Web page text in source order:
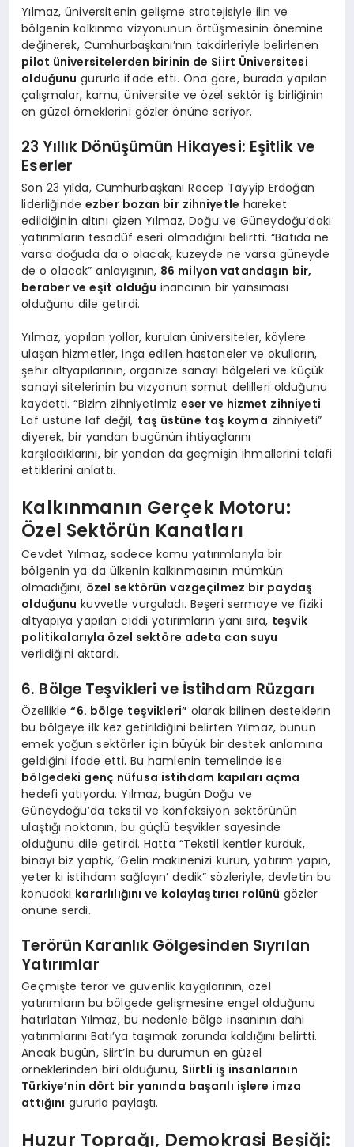
Yılmaz, üniversitenin gelişme stratejisiyle ilin ve
bölgenin kalkınma vizyonunun örtüşmesinin önemine
değinerek, Cumhurbaşkanı’nın takdirleriyle belirlenen
pilot üniversitelerden birinin de Siirt Üniversitesi
olduğunu gururla ifade etti. Ona göre, burada yapılan
çalışmalar, kamu, üniversite ve özel sektör iş birliğinin
en güzel örneklerini gözler önüne seriyor.
23 Yıllık Dönüşümün Hikayesi: Eşitlik ve
Eserler
Son 23 yılda, Cumhurbaşkanı Recep Tayyip Erdoğan
liderliğinde ezber bozan bir zihniyetle hareket
edildiğinin altını çizen Yılmaz, Doğu ve Güneydoğu’daki
yatırımların tesadüf eseri olmadığını belirtti. “Batıda ne
varsa doğuda da o olacak, kuzeyde ne varsa güneyde
de o olacak” anlayışının, 86 milyon vatandaşın bir,
beraber ve eşit olduğu inancının bir yansıması
olduğunu dile getirdi.
Yılmaz, yapılan yollar, kurulan üniversiteler, köylere
ulaşan hizmetler, inşa edilen hastaneler ve okulların,
şehir altyapılarının, organize sanayi bölgeleri ve küçük
sanayi sitelerinin bu vizyonun somut delilleri olduğunu
kaydetti. “Bizim zihniyetimiz eser ve hizmet zihniyeti.
Laf üstüne laf değil, taş üstüne taş koyma zihniyeti”
diyerek, bir yandan bugünün ihtiyaçlarını
karşıladıklarını, bir yandan da geçmişin ihmallerini telafi
ettiklerini anlattı.
Kalkınmanın Gerçek Motoru:
Özel Sektörün Kanatları
Cevdet Yılmaz, sadece kamu yatırımlarıyla bir
bölgenin ya da ülkenin kalkınmasının mümkün
olmadığını, özel sektörün vazgeçilmez bir paydaş
olduğunu kuvvetle vurguladı. Beşeri sermaye ve fiziki
altyapıya yapılan ciddi yatırımların yanı sıra, teşvik
politikalarıyla özel sektöre adeta can suyu
verildiğini aktardı.
6. Bölge Teşvikleri ve İstihdam Rüzgarı
Özellikle“6. bölge teşvikleri” olarak bilinen desteklerin
bu bölgeye ilk kez getirildiğini belirten Yılmaz, bunun
emek yoğun sektörler için büyük bir destek anlamına
geldiğini ifade etti. Bu hamlenin temelinde ise
bölgedeki genç nüfusa istihdam kapıları açma
hedefi yatıyordu. Yılmaz, bugün Doğu ve
Güneydoğu’da tekstil ve konfeksiyon sektörünün
ulaştığı noktanın, bu güçlü teşvikler sayesinde
olduğunu dile getirdi. Hatta “Tekstil kentler kurduk,
binayı biz yaptık, ‘Gelin makinenizi kurun, yatırım yapın,
yeter ki istihdam sağlayın’ dedik” sözleriyle, devletin bu
konudaki kararlılığını ve kolaylaştırıcı rolünü gözler
önüne serdi.
Terörün Karanlık Gölgesinden Sıyrılan
Yatırımlar
Geçmişte terör ve güvenlik kaygılarının, özel
yatırımların bu bölgede gelişmesine engel olduğunu
hatırlatan Yılmaz, bu nedenle bölge insanının dahi
yatırımlarını Batı’ya taşımak zorunda kaldığını belirtti.
Ancak bugün, Siirt’in bu durumun en güzel
örneklerinden biri olduğunu, Siirtli iş insanlarının
Türkiye’nin dört bir yanında başarılı işlere imza
attığını gururla paylaştı.
Huzur Toprağı, Demokrasi Beşiği: